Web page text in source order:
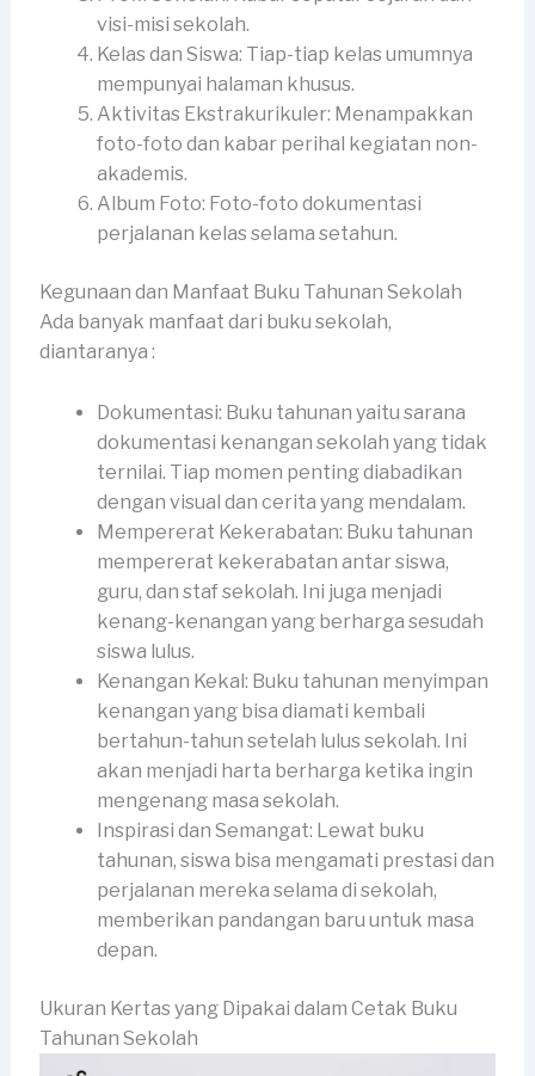
visi-misi sekolah.
Kelas dan Siswa: Tiap-tiap kelas umumnya
mempunyai halaman khusus.
Aktivitas Ekstrakurikuler: Menampakkan
foto-foto dan kabar perihal kegiatan non-
akademis.
Album Foto: Foto-foto dokumentasi
perjalanan kelas selama setahun.
Kegunaan dan Manfaat Buku Tahunan Sekolah
Ada banyak manfaat dari buku sekolah,
diantaranya :
Dokumentasi: Buku tahunan yaitu sarana
dokumentasi kenangan sekolah yang tidak
ternilai. Tiap momen penting diabadikan
dengan visual dan cerita yang mendalam.
Mempererat Kekerabatan: Buku tahunan
mempererat kekerabatan antar siswa,
guru, dan staf sekolah. Ini juga menjadi
kenang-kenangan yang berharga sesudah
siswa lulus.
Kenangan Kekal: Buku tahunan menyimpan
kenangan yang bisa diamati kembali
bertahun-tahun setelah lulus sekolah. Ini
akan menjadi harta berharga ketika ingin
mengenang masa sekolah.
Inspirasi dan Semangat: Lewat buku
tahunan, siswa bisa mengamati prestasi dan
perjalanan mereka selama di sekolah,
memberikan pandangan baru untuk masa
depan.
Ukuran Kertas yang Dipakai dalam Cetak Buku
Tahunan Sekolah